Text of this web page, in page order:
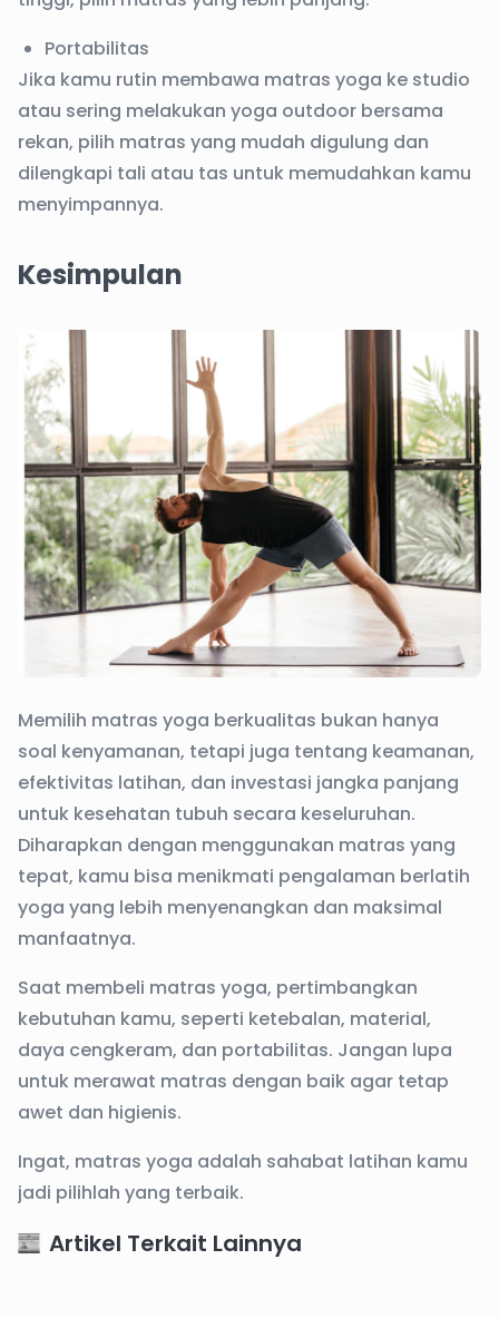
Portabilitas
Jika kamu rutin membawa matras yoga ke studio
atau sering melakukan yoga outdoor bersama
rekan, pilih matras yang mudah digulung dan
dilengkapi tali atau tas untuk memudahkan kamu
menyimpannya.
Kesimpulan
Memilih matras yoga berkualitas bukan hanya
soal kenyamanan, tetapi juga tentang keamanan,
efektivitas latihan, dan investasi jangka panjang
untuk kesehatan tubuh secara keseluruhan.
Diharapkan dengan menggunakan matras yang
tepat, kamu bisa menikmati pengalaman berlatih
yoga yang lebih menyenangkan dan maksimal
manfaatnya.
Saat membeli matras yoga, pertimbangkan
kebutuhan kamu, seperti ketebalan, material,
daya cengkeram, dan portabilitas. Jangan lupa
untuk merawat matras dengan baik agar tetap
awet dan higienis.
Ingat, matras yoga adalah sahabat latihan kamu
jadi pilihlah yang terbaik.
Artikel Terkait Lainnya